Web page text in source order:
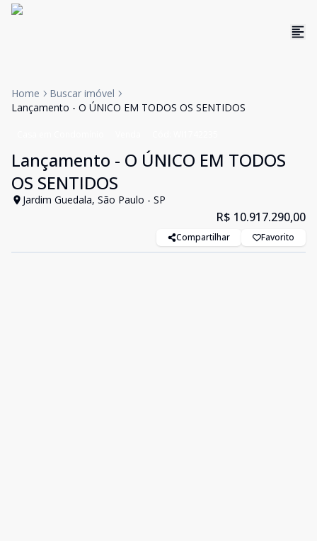
Home
Buscar imóvel
Lançamento - O ÚNICO EM TODOS OS SENTIDOS
Lançamento - O ÚNICO EM TODOS
OS SENTIDOS
Jardim Guedala, São Paulo - SP
R$ 10.917.290,00
Compartilhar Favorito